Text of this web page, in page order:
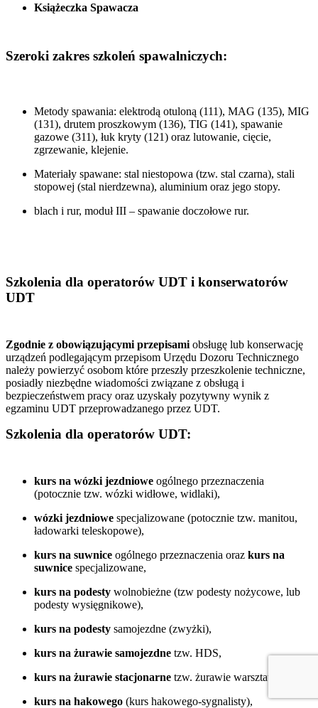
Książeczka Spawacza
Szeroki zakres szkoleń spawalniczych:
Metody spawania: elektrodą otuloną (111), MAG (135), MIG
(131), drutem proszkowym (136), TIG (141), spawanie
gazowe (311), łuk kryty (121) oraz lutowanie, cięcie,
zgrzewanie, klejenie.
Materiały spawane: stal niestopowa (tzw. stal czarna), stali
stopowej (stal nierdzewna), aluminium oraz jego stopy.
blach i rur, moduł III – spawanie doczołowe rur.
Szkolenia dla operatorów UDT i konserwatorów
UDT
Zgodnie z obowiązującymi przepisami obsługę lub konserwację
urządzeń podlegającym przepisom Urzędu Dozoru Technicznego
należy powierzyć osobom które przeszły przeszkolenie techniczne,
posiadły niezbędne wiadomości związane z obsługą i
bezpieczeństwem pracy oraz uzyskały pozytywny wynik z
egzaminu UDT przeprowadzanego przez UDT.
Szkolenia dla operatorów UDT:
kurs na wózki jezdniowe ogólnego przeznaczenia
(potocznie tzw. wózki widłowe, widlaki),
wózki jezdniowe specjalizowane (potocznie tzw. manitou,
ładowarki teleskopowe),
kurs na suwnice ogólnego przeznaczenia oraz kurs na
suwnice specjalizowane,
kurs na podesty wolnobieżne (tzw podesty nożycowe, lub
podesty wysięgnikowe),
kurs na podesty samojezdne (zwyżki),
kurs na żurawie samojezdne tzw. HDS,
kurs na żurawie stacjonarne tzw. żurawie warsztatowe,
kurs na hakowego (kurs hakowego-sygnalisty),